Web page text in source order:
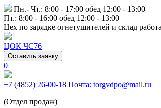
Пн.- Чт.: 8:00 - 17:00 обед 12:00 - 13:00
Пт.: 8:00 - 16:00 обед 12:00 - 13:00
Цех по зарядке огнетушителей и склад
ЦОК ЧС76
Оставить заявку
0
+7 (4852) 26-00-18 Почта: torgvdpo@mail.ru
(Отдел продаж)